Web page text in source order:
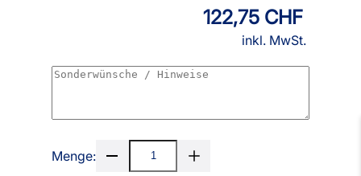
122,75 CHF
inkl. MwSt.
Menge: